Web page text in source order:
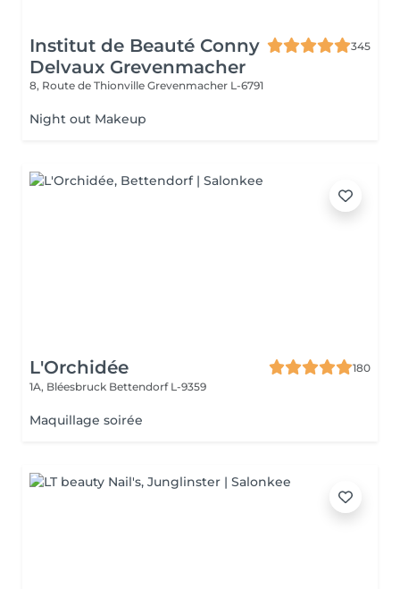
Institut de Beauté Conny
Delvaux Grevenmacher
345
8, Route de Thionville Grevenmacher L-6791
Night out Makeup
L'Orchidée
180
1A, Bléesbruck Bettendorf L-9359
Maquillage soirée